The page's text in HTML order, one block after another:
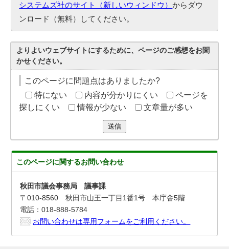
システムズ社のサイト（新しいウィンドウ）からダウ
ンロード（無料）してください。
よりよいウェブサイトにするために、ページのご感想をお聞
かせください。
このページに問題点はありましたか?
特にない
内容が分かりにくい
ページを
探しにくい
情報が少ない 文章量が多い
送信
このページに関するお問い合わせ
秋田市議会事務局 議事課
〒010-8560 秋田市山王一丁目1番1号 本庁舎5階
電話：018-888-5784
お問い合わせは専用フォームをご利用ください。